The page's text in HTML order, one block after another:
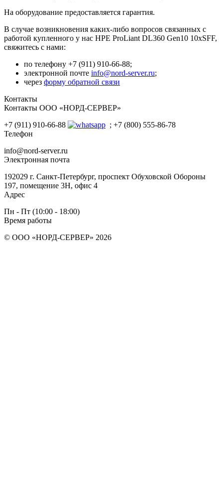
На оборудование предоставляется гарантия.
В случае возникновения каких-либо вопросов связанных с
работой купленного у нас HPE ProLiant DL360 Gen10 10xSFF,
свяжитесь с нами:
по телефону +7 (911) 910-66-88;
электронной почте info@nord-server.ru;
через форму обратной связи
Контакты
Контакты ООО «НОРД-СЕРВЕР»
+7 (911) 910-66-88
; +7 (800) 555-86-78
Телефон
info@nord-server.ru
Электронная почта
192029 г. Санкт-Петербург, проспект Обуховской Обороны
197, помещение 3Н, офис 4
Адрес
Пн - Пт (10:00 - 18:00)
Время работы
© ООО «НОРД-СЕРВЕР» 2026